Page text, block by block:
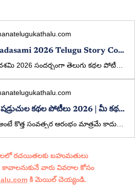
Vijayadasami 2026 Telugu Story Competition | Win ₹5000 | ManaTeluguKathalu
ఉగాది షడ్రుచుల కథల పోటీలు 2026 | మీ కథతో జీవిత రుచులు చెప్పండి!
రచయితలకు బహుమతులు
వారు వివరాల కోసం
కి మెయిల్ చెయ్యండి.